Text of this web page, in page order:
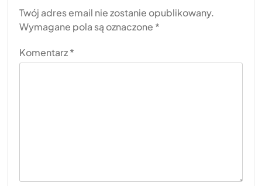
Twój adres email nie zostanie opublikowany.
Wymagane pola są oznaczone *
Komentarz*